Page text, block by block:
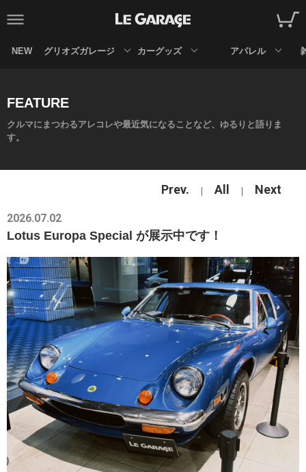
NEW グリオズガレージ カーグッズ アパレル
FEATURE
クルマにまつわるアレコレや最近気になることなど、ゆるりと語りま
す。
Prev. All Next
2026.07.02
Lotus Europa Special が展示中です！